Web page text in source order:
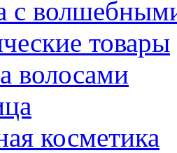
с
товары
волосами
косметика